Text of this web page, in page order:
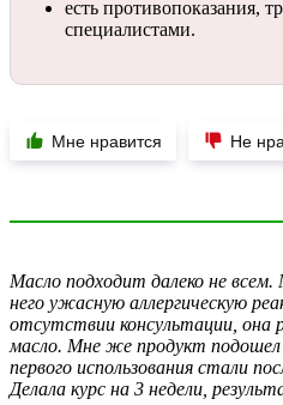
есть противопоказания,
специалистами.
Мне нравится Не
Масло подходит далеко не всем.
него ужасную аллергическую
отсутствии консультации, она
масло. Мне же продукт
первого использования стали
Делала курс на 3 недели,